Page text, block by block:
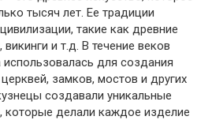
тысяч лет. Ее традиции
такие как древние
и т.д. В течение веков
для создания
замков, мостов и других
создавали уникальные
которые делали каждое изделие